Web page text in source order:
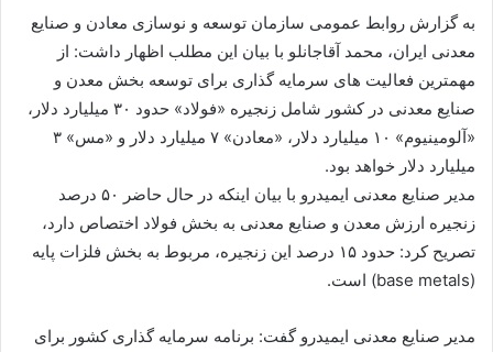
به گزارش روابط عمومی سازمان توسعه و نوسازی معادن و صنایع
معدنی ایران، محمد آقاجانلو با بیان این مطلب اظهار داشت: از
مهمترین فعالیت های سرمایه گذاری برای توسعه بخش معدن و
صنایع معدنی در کشور شامل زنجیره «فولاد» حدود ۳۰ میلیارد دلار،
«آلومینیوم» ۱۰ میلیارد دلار، «معادن» ۷ میلیارد دلار و «مس» ۳
میلیارد دلار خواهد بود.
مدیر صنایع معدنی ایمیدرو با بیان اینکه در حال حاضر ۵۰ درصد
زنجیره ارزش معدن و صنایع معدنی به بخش فولاد اختصاص دارد،
تصریح کرد: حدود ۱۵ درصد این زنجیره، مربوط به بخش فلزات پایه
(base metals) است.
مدیر صنایع معدنی ایمیدرو گفت: برنامه سرمایه گذاری کشور برای